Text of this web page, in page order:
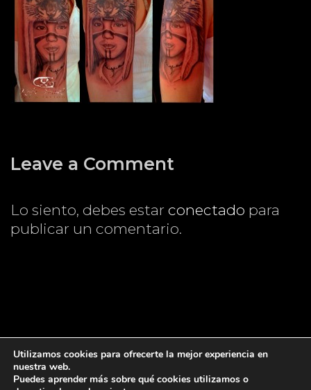
Leave a Comment
Lo siento, debes estar conectado para
publicar un comentario.
Utilizamos cookies para ofrecerte la mejor experiencia en
nuestra web.
Puedes aprender más sobre qué cookies utilizamos o